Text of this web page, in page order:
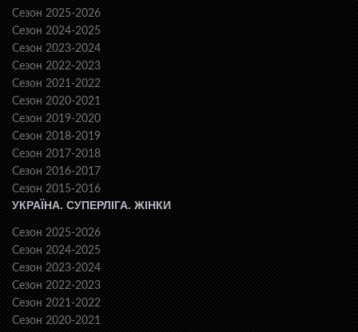
Сезон 2025-2026
Сезон 2024-2025
Сезон 2023-2024
Сезон 2022-2023
Сезон 2021-2022
Сезон 2020-2021
Сезон 2019-2020
Сезон 2018-2019
Сезон 2017-2018
Сезон 2016-2017
Сезон 2015-2016
УКРАЇНА. СУПЕРЛІГА. ЖІНКИ
Сезон 2025-2026
Сезон 2024-2025
Сезон 2023-2024
Сезон 2022-2023
Сезон 2021-2022
Сезон 2020-2021